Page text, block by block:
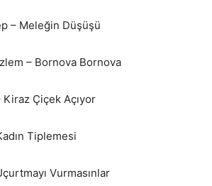
– Meleğin Düşüşü
– Bornova Bornova
Çiçek Açıyor
Tiplemesi
Vurmasınlar